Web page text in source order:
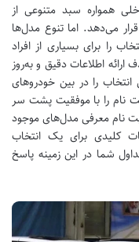
همواره سبد متنوعی از
می‌دهد. اما تنوع مدل‌ها
را برای بسیاری از افراد
اطلاعات دقیق و به‌روز
را در بین خودروهای
نام را با موفقیت پشت سر
نام معرفی مدل‌های موجود
کلیدی برای یک انتخاب
شما در این زمینه پاسخ